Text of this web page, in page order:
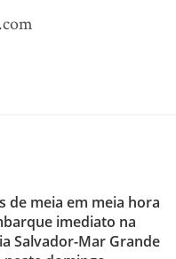
de meia em meia hora
imediato na
Salvador-Mar Grande